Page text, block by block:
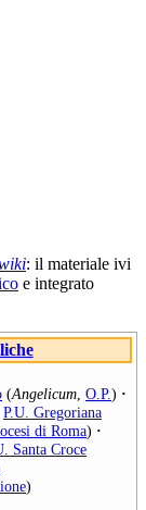
: il materiale ivi
e integrato
(Angelicum O.P.) ·
P.U. Gregoriana
di Roma) ·
Santa Croce
)